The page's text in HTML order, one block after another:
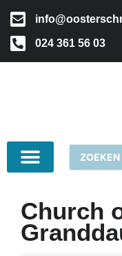
024 361 56 03
Church